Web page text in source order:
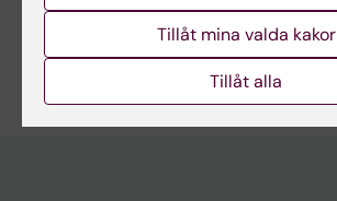
Är du Krzysztof Andrzej Wierbilowicz?
Redigera din profil
Tillåt mina valda kakor
Tillåt alla